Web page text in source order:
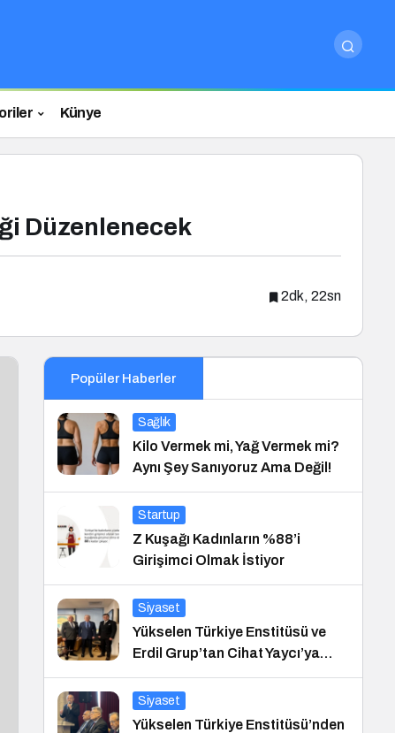
Künye
Düzenlenecek
2dk, 22sn
Popüler Haberler
Sağlık
Kilo Vermek mi, Yağ Vermek mi?
Aynı Şey Sanıyoruz Ama Değil!
Startup
Z Kuşağı Kadınların %88’i
Girişimci Olmak İstiyor
Siyaset
Yükselen Türkiye Enstitüsü ve
Erdil Grup’tan Cihat Yaycı’ya
Anlamlı Ziyaret
Siyaset
Yükselen Türkiye Enstitüsü’nden